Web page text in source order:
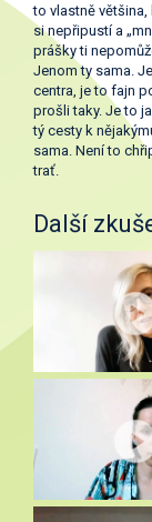
to vlastně
si nepřipustí a
prášky ti
Jenom ty sama.
centra, je to fajn
prošli taky. Je to
tý cesty k
sama. Není to
trať.
Další